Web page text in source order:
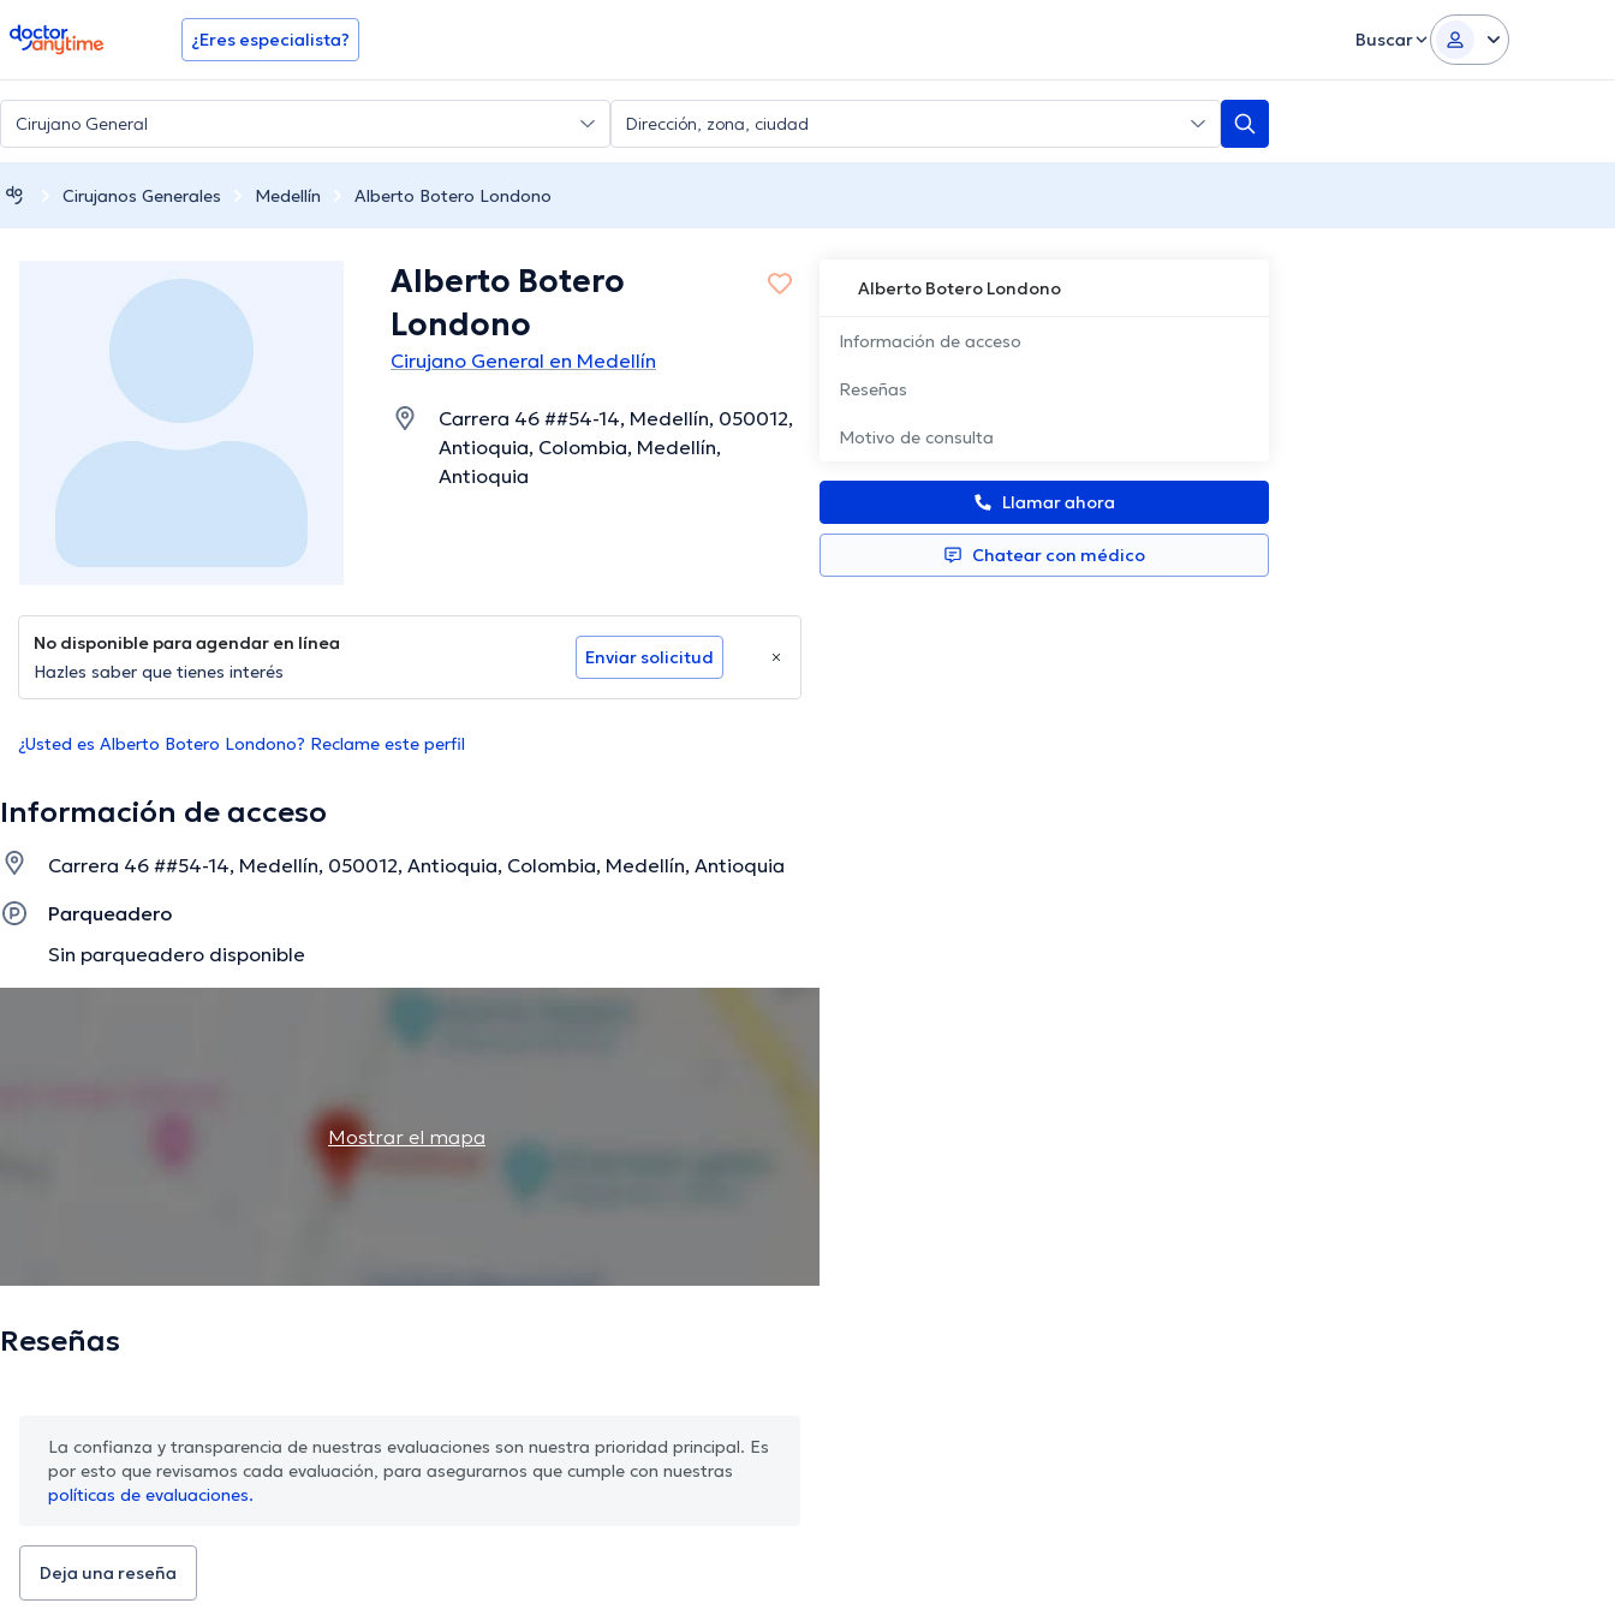
doctoranytime ¿Eres especialista? Buscar
Cirujanos Generales Medellín Alberto Botero Londono
Alberto Botero Londono
Información de acceso
Reseñas
Motivo de consulta
Llamar ahora
Chatear con médico
Alberto Botero
Londono
Cirujano General en Medellín
Carrera 46 ##54-14, Medellín, 050012,
Antioquia, Colombia, Medellín,
Antioquia
No disponible para agendar en línea
Hazles saber que tienes interés
Enviar solicitud
¿Usted es Alberto Botero Londono? Reclame este perfil
Información de acceso
Carrera 46 ##54-14, Medellín, 050012, Antioquia, Colombia, Medellín, Antioquia
Parqueadero
Sin parqueadero disponible
Mostrar el mapa
Reseñas
La confianza y transparencia de nuestras evaluaciones son nuestra prioridad principal. Es
por esto que revisamos cada evaluación, para asegurarnos que cumple con nuestras
políticas de evaluaciones.
Deja una reseña